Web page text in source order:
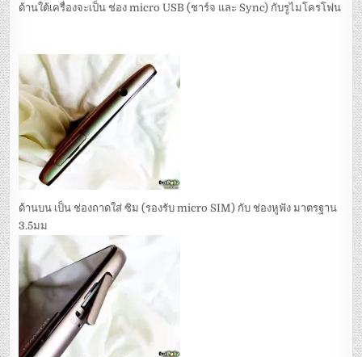
ด้านใต้เครื่องจะเป็น ช่อง micro USB (ชาร์จ และ Sync) กับรูไมโครโฟน
ด้านบน เป็น ช่องถาดใส่ ซิม (รองรับ micro SIM) กับ ช่องหูฟัง มาตรฐาน
3.5มม